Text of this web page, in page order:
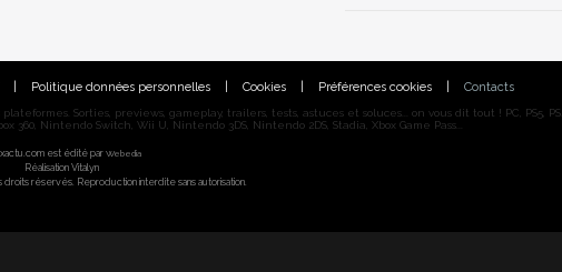
Politique données personnelles Cookies Préférences cookies Contacts
Sorties, previews, gameplay, trailers, tests, astuces et soluces... on vous dit tout ! PC, PS5,
360, Nintendo Switch, Wii U, Nintendo 3DS, Nintendo 2DS, Stadia, Xbox Game Pass...
est édité parWebedia
Réalisation Vitalyn
réservés. Reproduction interdite sans autorisation.